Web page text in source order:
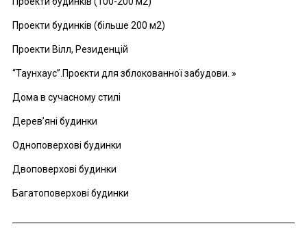
Проекти будинків (більше 200 м2)
Проекти Вілл, Резиденцій
“Таунхаус”.Проєкти для зблокованної забудови. »
Дома в сучасному стилі
Дерев’яні будинки
Одноповерхові будинки
Двоповерхові будинки
Багатоповерхові будинки